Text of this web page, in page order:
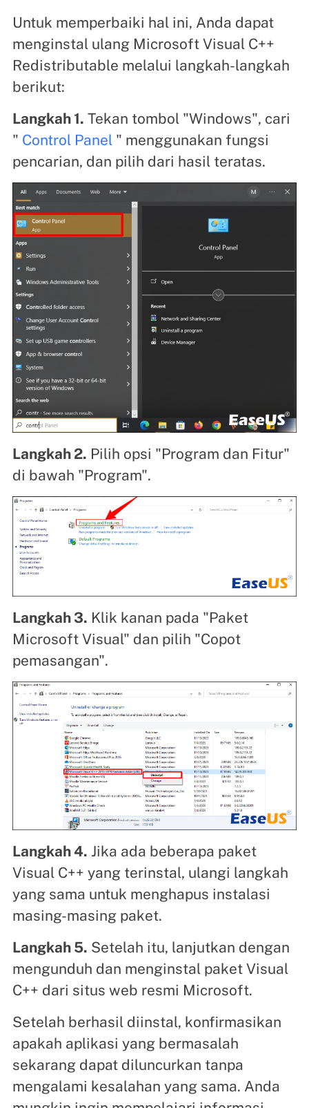
Untuk memperbaiki hal ini, Anda dapat
menginstal ulang Microsoft Visual C++
Redistributable melalui langkah-langkah
berikut:
Langkah 1. Tekan tombol "Windows", cari
" Control Panel " menggunakan fungsi
pencarian, dan pilih dari hasil teratas.
Langkah 2. Pilih opsi "Program dan Fitur"
di bawah "Program".
Langkah 3. Klik kanan pada "Paket
Microsoft Visual" dan pilih "Copot
pemasangan".
Langkah 4. Jika ada beberapa paket
Visual C++ yang terinstal, ulangi langkah
yang sama untuk menghapus instalasi
masing-masing paket.
Langkah 5. Setelah itu, lanjutkan dengan
mengunduh dan menginstal paket Visual
C++ dari situs web resmi Microsoft.
Setelah berhasil diinstal, konfirmasikan
apakah aplikasi yang bermasalah
sekarang dapat diluncurkan tanpa
mengalami kesalahan yang sama. Anda